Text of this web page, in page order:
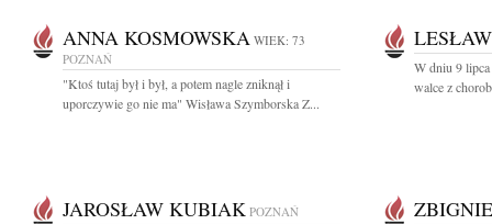
ANNA KOSMOWSKA WIEK: 73
POZNAŃ
"Ktoś tutaj był i był, a potem nagle zniknął i
uporczywie go nie ma" Wisława Szymborska Z...
W dniu 9
walce z
JAROSŁAW KUBIAK POZNAŃ